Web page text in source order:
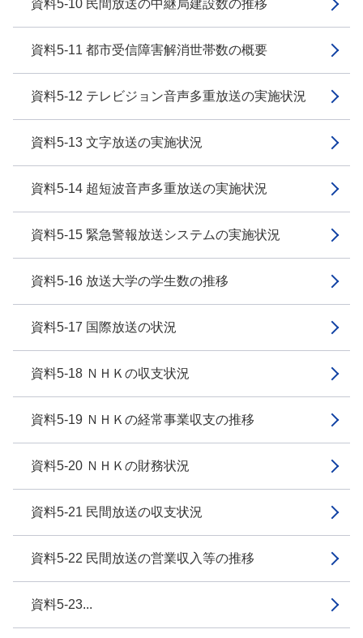
資料5-10 民間放送の中継局建設数の推移
資料5-11 都市受信障害解消世帯数の概要
資料5-12 テレビジョン音声多重放送の実施状況
資料5-13 文字放送の実施状況
資料5-14 超短波音声多重放送の実施状況
資料5-15 緊急警報放送システムの実施状況
資料5-16 放送大学の学生数の推移
資料5-17 国際放送の状況
資料5-18 ＮＨＫの収支状況
資料5-19 ＮＨＫの経常事業収支の推移
資料5-20 ＮＨＫの財務状況
資料5-21 民間放送の収支状況
資料5-22 民間放送の営業収入等の推移
資料5-23...